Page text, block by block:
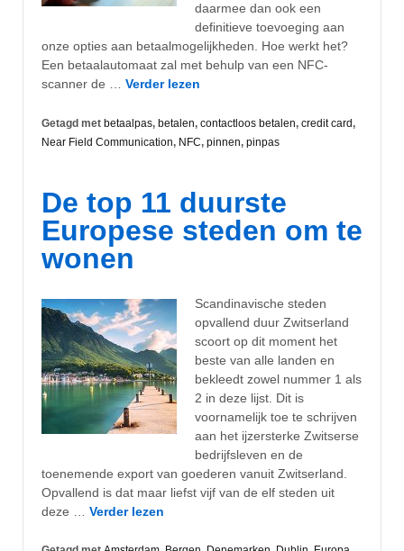
daarmee dan ook een
definitieve toevoeging aan
onze opties aan betaalmogelijkheden. Hoe werkt het?
Een betaalautomaat zal met behulp van een NFC-
scanner de … Verder lezen
Getagd met betaalpas, betalen, contactloos betalen, credit card,
Near Field Communication, NFC, pinnen, pinpas
De top 11 duurste
Europese steden om te
wonen
Scandinavische steden
opvallend duur Zwitserland
scoort op dit moment het
beste van alle landen en
bekleedt zowel nummer 1 als
2 in deze lijst. Dit is
voornamelijk toe te schrijven
aan het ijzersterke Zwitserse
bedrijfsleven en de
toenemende export van goederen vanuit Zwitserland.
Opvallend is dat maar liefst vijf van de elf steden uit
deze … Verder lezen